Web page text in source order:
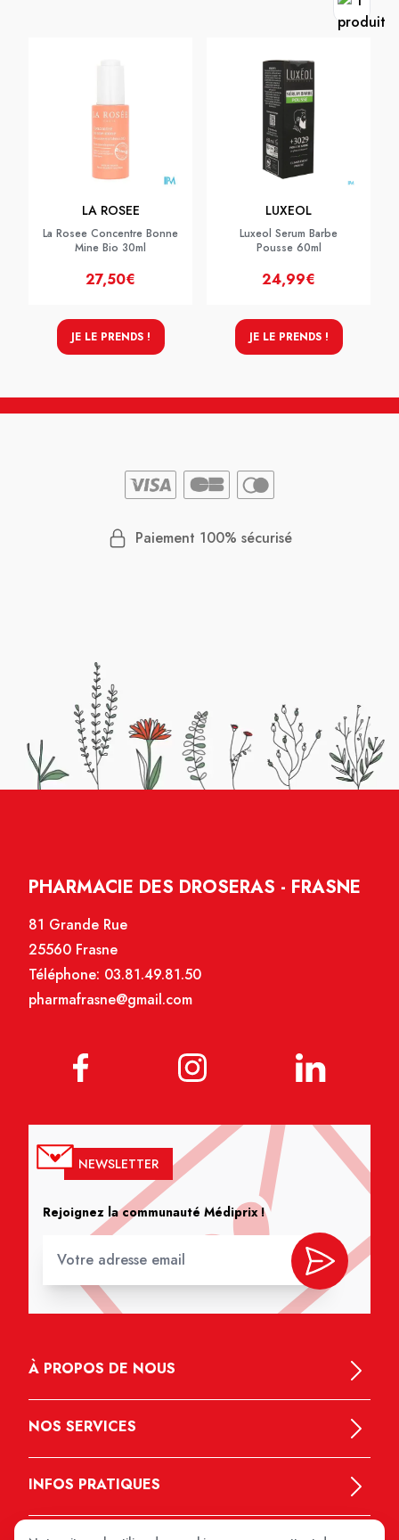
LA ROSEE
La Rosee Concentre Bonne
Mine Bio 30ml
27,50€
JE LE PRENDS !
LUXEOL
Luxeol Serum Barbe
Pousse 60ml
24,99€
JE LE PRENDS !
Paiement 100% sécurisé
PHARMACIE DES DROSERAS - FRASNE
81 Grande Rue
25560 Frasne
Téléphone: 03.81.49.81.50
pharmafrasne@gmail.com
NEWSLETTER
Rejoignez la communauté Médiprix !
À PROPOS DE NOUS
NOS SERVICES
INFOS PRATIQUES